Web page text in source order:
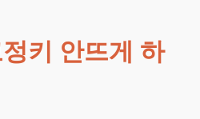
키 안뜨게 하